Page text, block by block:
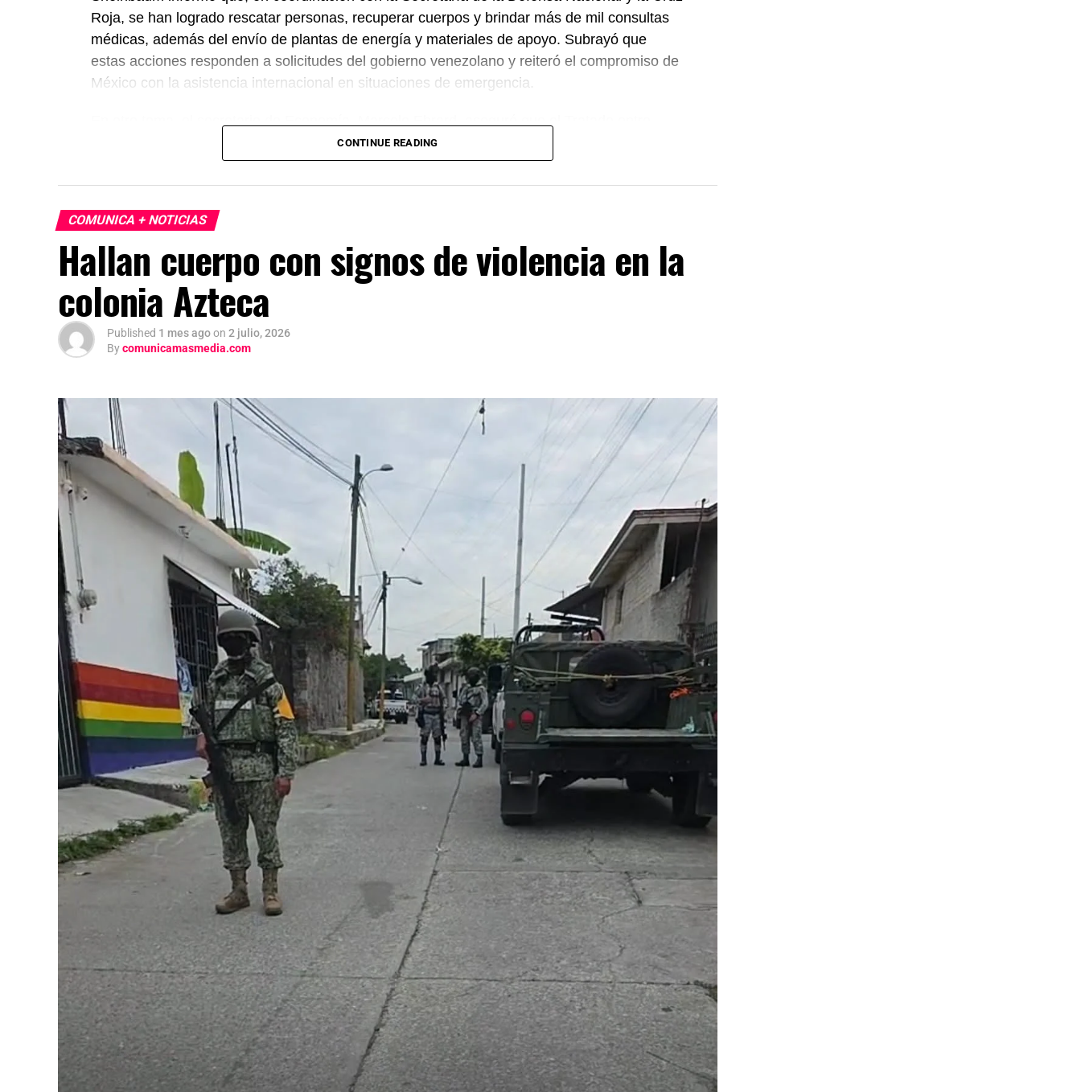
Roja, se han logrado rescatar personas, recuperar cuerpos y brindar más de mil consultas
médicas, además del envío de plantas de energía y materiales de apoyo. Subrayó que
estas acciones responden a solicitudes del gobierno venezolano y reiteró el compromiso de
México con la asistencia internacional en situaciones de emergencia.
México, Estados Unidos y Canadá (T-MEC) se mantiene sin cambios y continúa ofreciendo
certidumbre a inversionistas, pese a los procesos de revisión previstos. Por su parte, la
presidenta afirmó que el peso mexicano se mantiene estable frente al dólar y reiteró que el
país es seguro para visitantes, tras los recientes incidentes registrados durante
celebraciones en la capital.
CONTINUE READING
COMUNICA + NOTICIAS
Hallan cuerpo con signos de violencia en la
colonia Azteca
Published 1 mes agoon 2 julio, 2026
Bycomunicamasmedia.com